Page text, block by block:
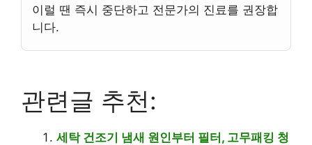
이럴 땐 즉시 중단하고 전문가의 진료를 권장합
니다.
관련글 추천:
세탁 건조기 냄새 원인부터 필터, 고무패킹 청